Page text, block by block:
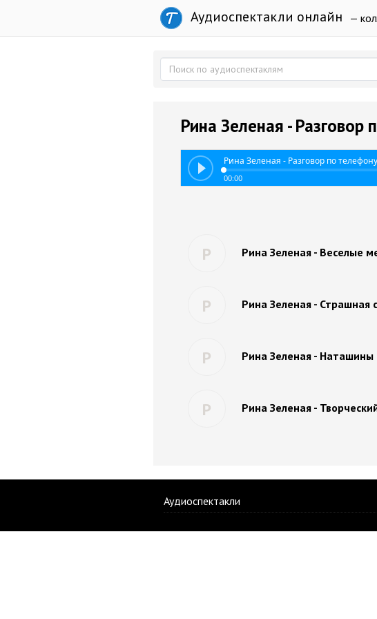
Аудиоспектакли онлайн —
Рина Зеленая - Разговор
Рина Зеленая - Разговор по телефону
00:00
Р Рина Зеленая - Веселые
Р Рина Зеленая - Страшная
Р Рина Зеленая - Наташины
Р Рина Зеленая -
Аудиоспектакли